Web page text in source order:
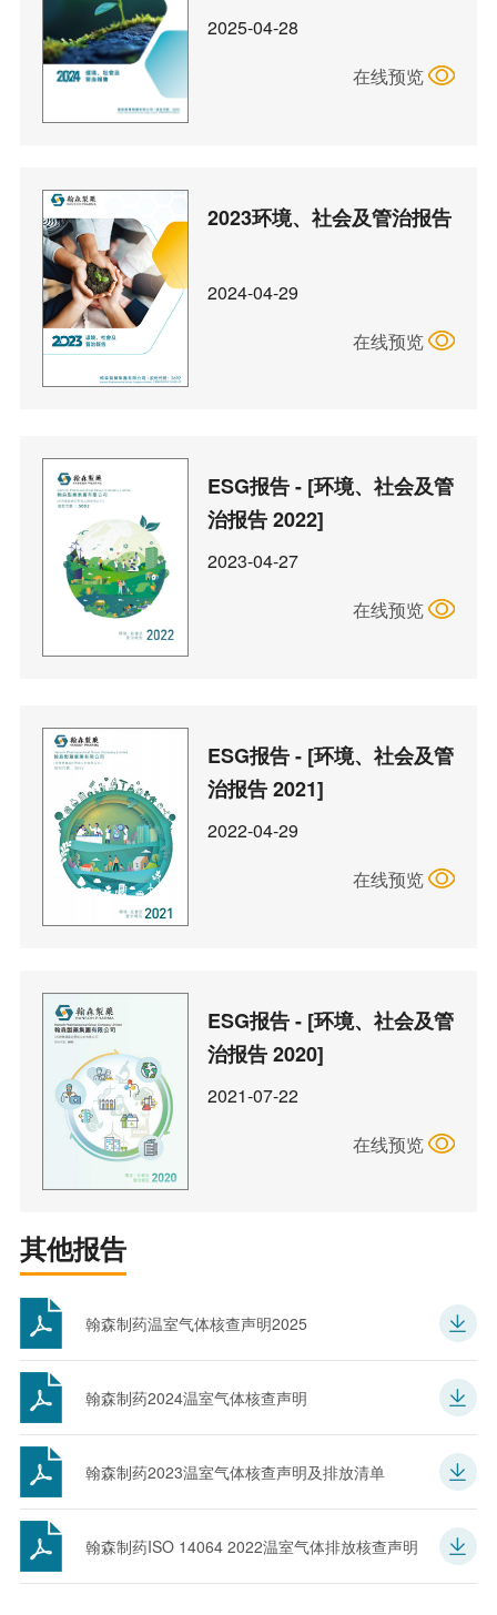
2025-04-28
在线预览
2023环境、社会及管治报告
2024-04-29
在线预览
ESG报告 - [环境、社会及管
治报告 2022]
2023-04-27
在线预览
ESG报告 - [环境、社会及管
治报告 2021]
2022-04-29
在线预览
ESG报告 - [环境、社会及管
治报告 2020]
2021-07-22
在线预览
其他报告
翰森制药温室气体核查声明2025
翰森制药2024温室气体核查声明
翰森制药2023温室气体核查声明及排放清单
翰森制药ISO 14064 2022温室气体排放核查声明